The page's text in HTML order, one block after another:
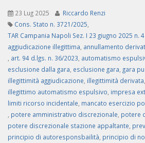
23 Lug 2025
Riccardo Renzi
Cons. Stato n. 3721/2025
TAR Campania Napoli Sez. I 23 giugno 2025 n.
aggiudicazione illegittima annullamento
art. 94 d.lgs. n. 36/2023 automatismo
esclusione dalla gara esclusione gara gara
illegittimità aggiudicazione illegittimità derivata
illegittimo automatismo espulsivo impresa
limiti ricorso incidentale mancato esercizio
potere amministrativo discrezionale potere
potere discrezionale stazione appaltante
principio di autoresponsbailità principio di